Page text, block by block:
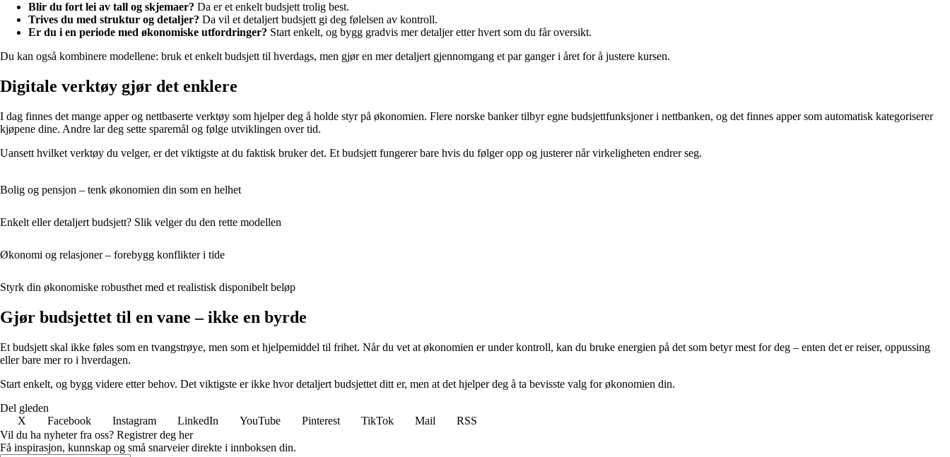
Blir du fort lei av tall og skjemaer? Da er et enkelt budsjett trolig best.
Trives du med struktur og detaljer? Da vil et detaljert budsjett gi deg følelsen av kontroll.
Er du i en periode med økonomiske utfordringer? Start enkelt, og bygg gradvis mer detaljer etter hvert som du får oversikt.
Du kan også kombinere modellene: bruk et enkelt budsjett til hverdags, men gjør en mer detaljert gjennomgang et par ganger i året for å justere kursen.
Digitale verktøy gjør det enklere
I dag finnes det mange apper og nettbaserte verktøy som hjelper deg å holde styr på økonomien. Flere norske banker tilbyr egne budsjettfunksjoner i nettbanken, og det finnes apper som automatisk kategoriserer
kjøpene dine. Andre lar deg sette sparemål og følge utviklingen over tid.
Uansett hvilket verktøy du velger, er det viktigste at du faktisk bruker det. Et budsjett fungerer bare hvis du følger opp og justerer når virkeligheten endrer seg.
Bolig og pensjon – tenk økonomien din som en helhet
Enkelt eller detaljert budsjett? Slik velger du den rette modellen
Økonomi og relasjoner – forebygg konflikter i tide
Styrk din økonomiske robusthet med et realistisk disponibelt beløp
Gjør budsjettet til en vane – ikke en byrde
Et budsjett skal ikke føles som en tvangstrøye, men som et hjelpemiddel til frihet. Når du vet at økonomien er under kontroll, kan du bruke energien på det som betyr mest for deg – enten det er reiser, oppussing
eller bare mer ro i hverdagen.
Start enkelt, og bygg videre etter behov. Det viktigste er ikke hvor detaljert budsjettet ditt er, men at det hjelper deg å ta bevisste valg for økonomien din.
Del gleden
X
Facebook Instagram LinkedIn YouTube Pinterest TikTok Mail
RSS
Vil du ha nyheter fra oss? Registrer deg her
Få inspirasjon, kunnskap og små snarveier direkte i innboksen din.